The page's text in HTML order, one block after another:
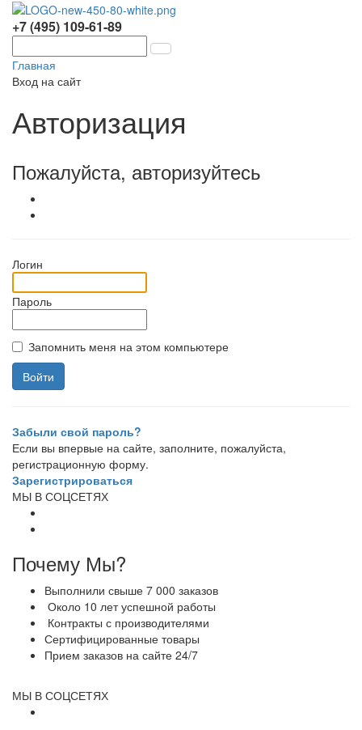
+7 (495) 109-61-89
Главная
Вход на сайт
Авторизация
Пожалуйста, авторизуйтесь
Логин
Пароль
Запомнить меня на этом компьютере
Забыли свой пароль?
Если вы впервые на сайте, заполните, пожалуйста,
регистрационную форму.
Зарегистрироваться
МЫ В СОЦСЕТЯХ
Почему Мы?
Выполнили свыше 7 000 заказов
Около 10 лет успешной работы
Контракты с производителями
Сертифицированные товары
Прием заказов на сайте 24/7
МЫ В СОЦСЕТЯХ